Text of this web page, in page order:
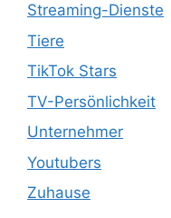
Streaming-Dienste
Tiere
TikTok Stars
TV-Persönlichkeit
Unternehmer
Youtubers
Zuhause